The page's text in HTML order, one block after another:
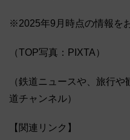
※2025年9月時点の情報を
（TOP写真：PIXTA）
（鉄道ニュースや、旅行
道チャンネル）
【関連リンク】